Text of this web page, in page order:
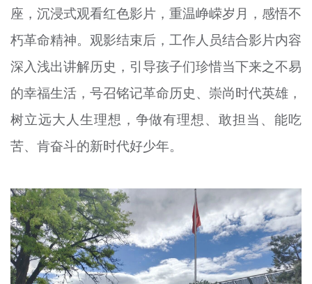
座，沉浸式观看红色影片，重温峥嵘岁月，感悟不
朽革命精神。观影结束后，工作人员结合影片内容
深入浅出讲解历史，引导孩子们珍惜当下来之不易
的幸福生活，号召铭记革命历史、崇尚时代英雄，
树立远大人生理想，争做有理想、敢担当、能吃
苦、肯奋斗的新时代好少年。